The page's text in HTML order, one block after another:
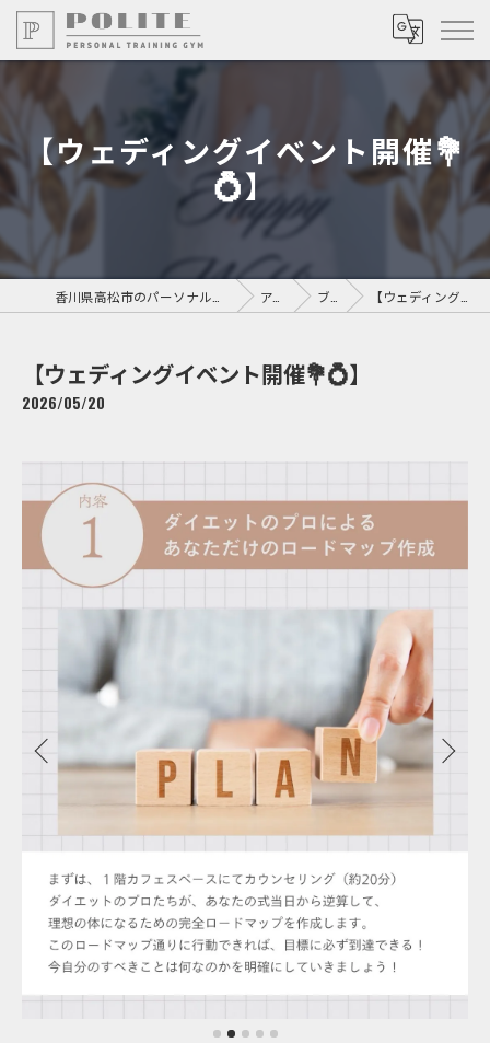
【ウェディングイベント開催💐
💍】
アクセス ブログ 【ウェディングイベント開催💐💍】
【ウェディングイベント開催💐💍】
2026/05/20